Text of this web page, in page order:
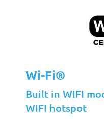
Wi-Fi®
Built in WIFI
WIFI hotspot